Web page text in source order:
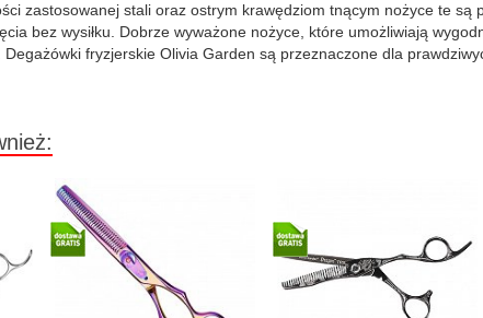
zastosowanej stali oraz ostrym krawędziom tnącym nożyce te
bez wysiłku. Dobrze wyważone nożyce, które umożliwiają
fryzjerskie Olivia Garden są przeznaczone dla